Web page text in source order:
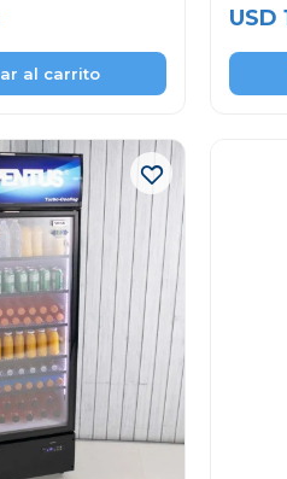
USD